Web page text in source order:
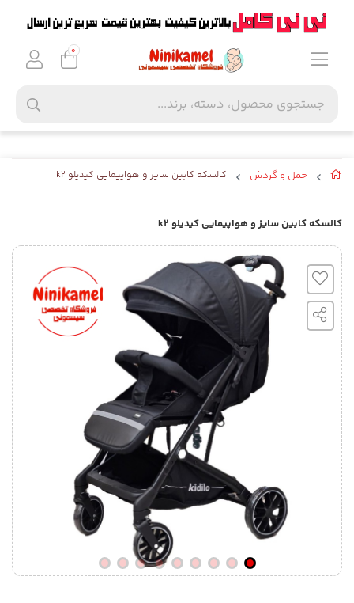
حمل و گردش کالسکه کابین سایز و هواپیمایی کیدیلو k2
کالسکه کابین سایز و هواپیمایی کیدیلو k2
0